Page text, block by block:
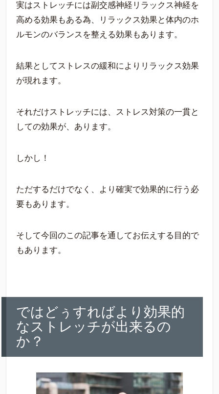
実はストレッチには副交感神経リラックス神経を
高める効果もある為、リラックス効果と体内のホ
ルモンのバランスを整える効果もあります。
結果としてストレスの緩和によりリラックス効果
が現れます。
それだけストレッチには、ストレス対策の一貫と
しての効果が、あります。
しかし！
ただするだけでなく、より確実で効果的に行う必
要もあります。
そして今回のこの記事を通してお伝えする目的で
もあります。
ではどぅすればより効果的
なストレッチが出来るの
か？